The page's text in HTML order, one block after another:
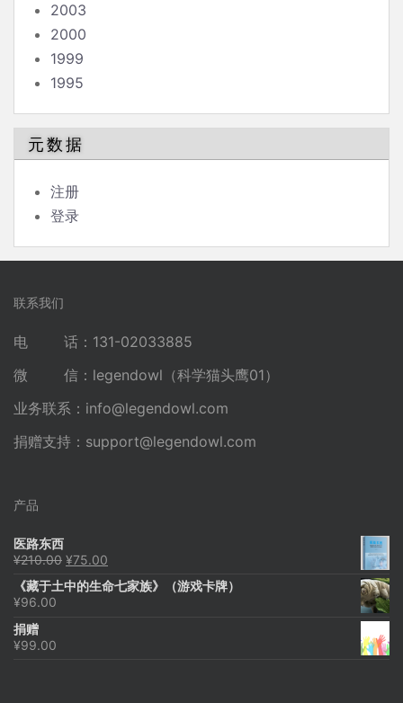
2003
2000
1999
1995
元数据
注册
登录
联系我们
电 话：131-02033885
微 信：legendowl（科学猫头鹰01）
业务联系： info@legendowl.com
捐赠支持： support@legendowl.com
产品
医路东西
¥210.00 原
为：
¥75.00
价
《藏于土中的生命七家族》（游戏卡牌）
¥96.00
捐赠
¥99.00